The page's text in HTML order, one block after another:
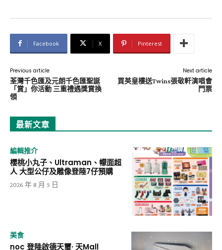
Facebook X Pinterest
Previous article
荃灣千色匯及元朗千色匯聖誕
「賞」你活動 三重禮遇獎賞換
領
Next article
買英皇樓送Twins張敬軒演唱會
門票
最新文章
編輯推介
櫻桃小丸子、Ultraman、幪面超
人 大型公仔及雕像登陸7仔預購
2026 年 8 月 5 日
美食
noc 登陸啟德天璽· 天Mall